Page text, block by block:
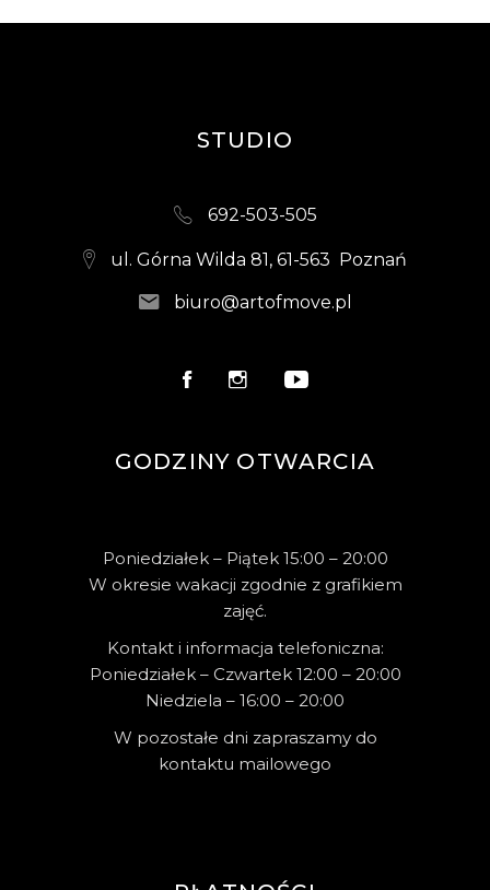
STUDIO
692-503-505
ul. Górna Wilda 81, 61-563 Poznań
biuro@artofmove.pl
GODZINY OTWARCIA
Poniedziałek – Piątek 15:00 – 20:00
W okresie wakacji zgodnie z grafikiem
zajęć.
Kontakt i informacja telefoniczna:
Poniedziałek – Czwartek 12:00 – 20:00
Niedziela – 16:00 – 20:00
W pozostałe dni zapraszamy do
kontaktu mailowego